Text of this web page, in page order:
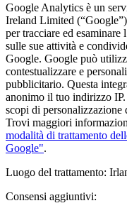
Google Analytics è un
Ireland Limited
per tracciare ed
sulle sue attività e
Google. Google può
contestualizzare e
pubblicitario. Questa
anonimo il tuo indirizzo
scopi di personalizzazione
Trovi maggiori
modalità di trattamento
Google".
Luogo del trattamento:
Consensi aggiuntivi: